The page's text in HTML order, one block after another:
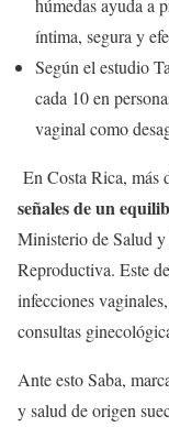
húmedas ayuda a
íntima, segura y
Según el estudio
cada 10 en
vaginal como
En Costa Rica, más
señales de un
Ministerio de Salud
Reproductiva. Este
infecciones
consultas
Ante esto Saba,
y salud de origen